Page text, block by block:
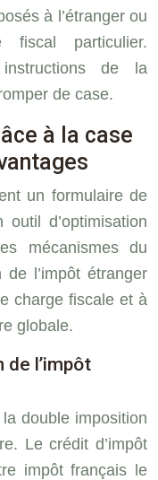
à l’étranger ou
fiscal particulier.
de la
de case.
à la case
un formulaire de
d’optimisation
mécanismes du
de l’impôt étranger
charge fiscale et à
globale.
de l’impôt
double imposition
Le crédit d’impôt
impôt français le